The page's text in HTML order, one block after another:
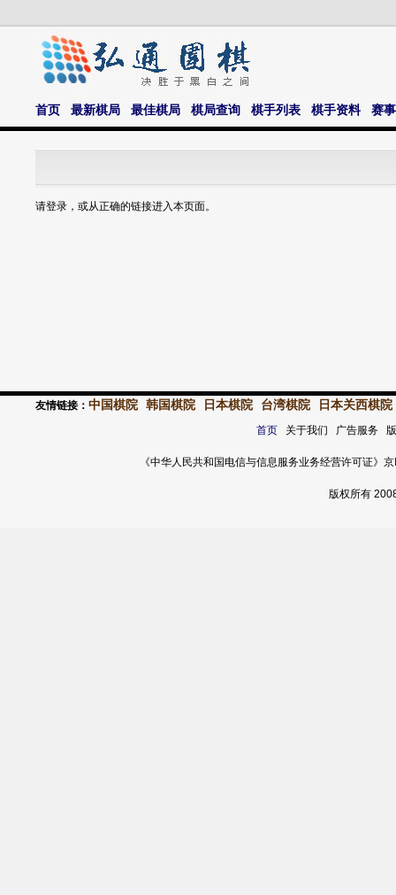
首页 最新棋局 最佳棋局 棋局查询 棋手列表 棋手资料 赛
请登录，或从正确的链接进入本页面。
友情链接： 中国棋院 韩国棋院 日本棋院 台湾棋院 日本关西棋院
首页关于我们 广告服务
《中华人民共和国电信与信息服务业务经营许可证
版权所有